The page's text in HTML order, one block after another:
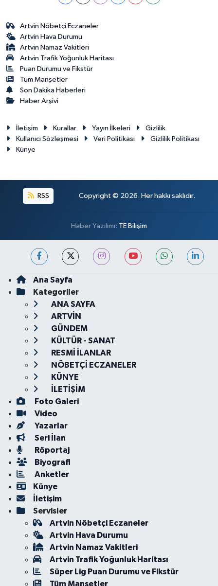
Artvin Nöbetçi Eczaneler
Artvin Hava Durumu
Artvin Namaz Vakitleri
Artvin Trafik Yoğunluk Haritası
Puan Durumu ve Fikstür
Tüm Manşetler
Son Dakika Haberleri
Haber Arşivi
İletişim Kurallar Yayın İlkeleri
Gizlilik
Kullanıcı Sözleşmesi
Veri Politikası
Gizlilik Politikası
Künye
RSS Copyright © 2026. Her hakkı saklıdır.
Haber Yazılımı: TE Bilişim
Ana Sayfa
Kategoriler
ANA SAYFA
ARTVİN
GÜNDEM
KÜLTÜR - SANAT
RESMİ İLANLAR
NÖBETÇİ ECZANELER
KÜNYE
İLETİŞİM
Foto Galeri
Video
Yazarlar
Seri İlan
Röportaj
Biyografi
Anketler
Künye
İletişim
Servisler
Artvin Nöbetçi Eczaneler
Artvin Hava Durumu
Artvin Namaz Vakitleri
Artvin Trafik Yoğunluk Haritası
Süper Lig Puan Durumu ve Fikstür
Tüm Manşetler